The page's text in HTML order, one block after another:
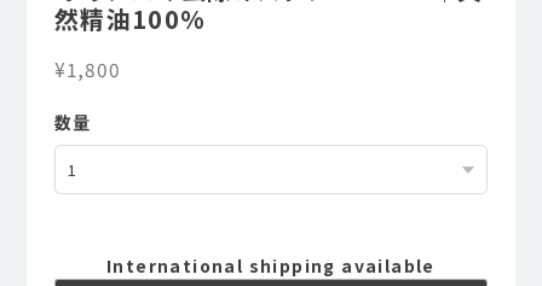
然精油100%
¥1,800
数量
International shipping available